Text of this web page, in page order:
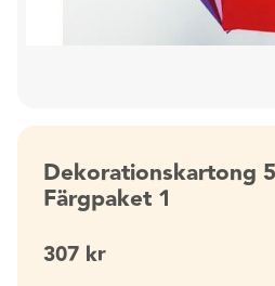
Dekorationskartong
Färgpaket 1
307 kr